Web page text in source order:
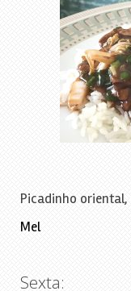
Picadinho oriental,
Mel
Sexta: